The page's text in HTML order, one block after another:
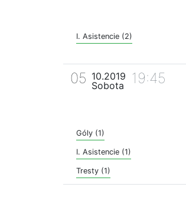
I. Asistencie (2)
05 10.2019
Sobota
19:45
Góly (1)
I. Asistencie (1)
Tresty (1)